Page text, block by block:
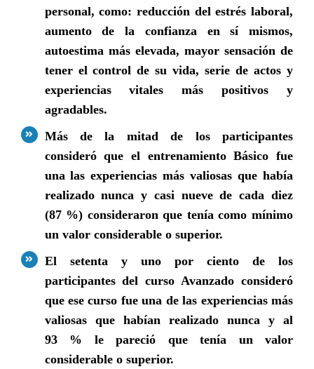
personal, como: reducción del estrés laboral,
aumento de la confianza en sí mismos,
autoestima más elevada, mayor sensación de
tener el control de su vida, serie de actos y
experiencias vitales más positivos y
agradables.
Más de la mitad de los participantes
consideró que el entrenamiento Básico fue
una las experiencias más valiosas que había
realizado nunca y casi nueve de cada diez
(87 %) consideraron que tenía como mínimo
un valor considerable o superior.
El setenta y uno por ciento de los
participantes del curso Avanzado consideró
que ese curso fue una de las experiencias más
valiosas que habían realizado nunca y al
93 % le pareció que tenía un valor
considerable o superior.